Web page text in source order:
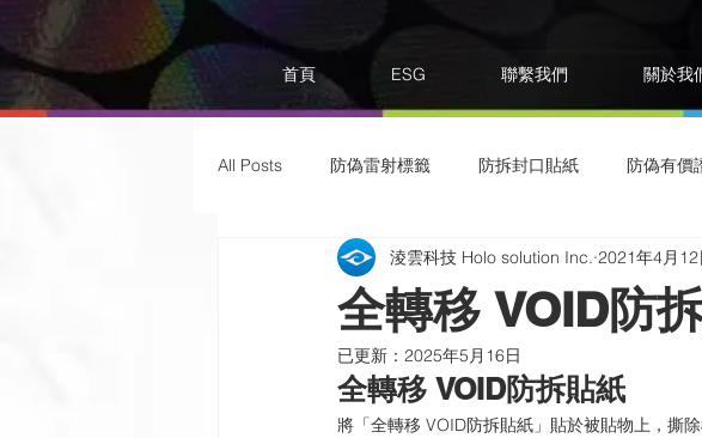
首頁 ESG 聯繫我們 關於我
All Posts 防偽雷射標籤 ​防拆封口貼紙 防偽有價
包裝貼紙 | 酒標 | 紙盒 雷射銘版貼片 防偽油墨
製程與設備 插畫海報卡片印刷 | 折光
全轉移 VOID防
淩雲科技 Holo solution Inc. 2021年4月12
已更新： 2025年5月16日
全轉移 VOID防拆貼紙
將「全轉移 VOID防拆貼紙」貼於被貼物上，撕